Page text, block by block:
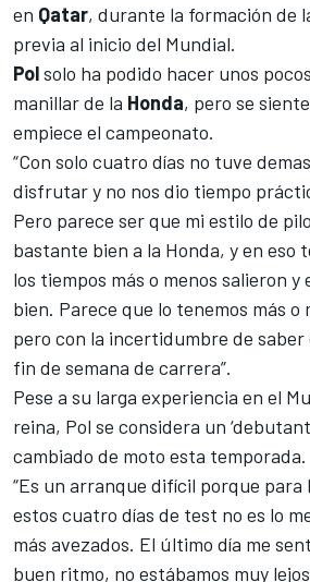
en Qatar, durante la formación de
previa al inicio del Mundial.
Polsolo ha podido hacer unos
manillar de la Honda, pero se
empiece el campeonato.
“Con solo cuatro días no tuve
disfrutar y no nos dio tiempo
Pero parece ser que mi estilo de
bastante bien a la Honda, y en eso
los tiempos más o menos salieron
bien. Parece que lo tenemos más o
pero con la incertidumbre de saber
fin de semana de carrera”.
Pese a su larga experiencia en el
reina, Pol se considera un
cambiado de moto esta temporada.
“Es un arranque difícil porque para
estos cuatro días de test no es lo
más avezados. El último día me
buen ritmo, no estábamos muy